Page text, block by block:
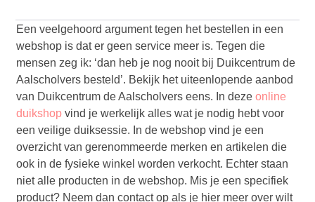
Een veelgehoord argument tegen het bestellen in een
webshop is dat er geen service meer is. Tegen die
mensen zeg ik: ‘dan heb je nog nooit bij Duikcentrum de
Aalscholvers besteld’. Bekijk het uiteenlopende aanbod
van Duikcentrum de Aalscholvers eens. In dezeonline
duikshop vind je werkelijk alles wat je nodig hebt voor
een veilige duiksessie. In de webshop vind je een
overzicht van gerenommeerde merken en artikelen die
ook in de fysieke winkel worden verkocht. Echter staan
niet alle producten in de webshop. Mis je een specifiek
product? Neem dan contact op als je hier meer over wilt